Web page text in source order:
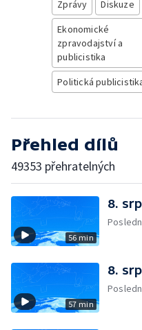
Zprávy
Diskuze
Ekonomické
zpravodajství a
publicistika
Politická
Přehled dílů
49353 přehratelných
56 min
8.
57 min
8.